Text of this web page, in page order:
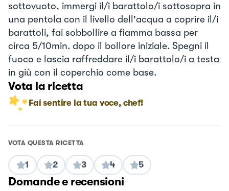
sottovuoto, immergi il/i barattolo/i sottosopra in
una pentola con il livello dell'acqua a coprire il/i
barattoli, fai sobbollire a fiamma bassa per
circa 5/10min. dopo il bollore iniziale. Spegni il
fuoco e lascia raffreddare il/i barattolo/i a testa
in giù con il coperchio come base.
Vota la ricetta
Fai sentire la tua voce, chef!
VOTA QUESTA RICETTA
1 2 3 4 5
Domande e recensioni